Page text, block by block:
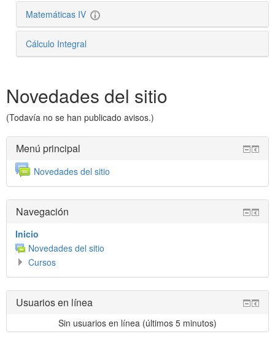
Matemáticas IV
Cálculo Integral
novedades
del
sitio
Novedades del sitio
(Todavía no se han publicado avisos.)
Omitir
Menú
principal
Menú principal
Novedades del sitio
Omitir
Navegación
Navegación
Inicio
Novedades del sitio
Cursos
Omitir
Usuarios
línea
Usuarios en línea
Sin usuarios en línea (últimos 5 minutos)